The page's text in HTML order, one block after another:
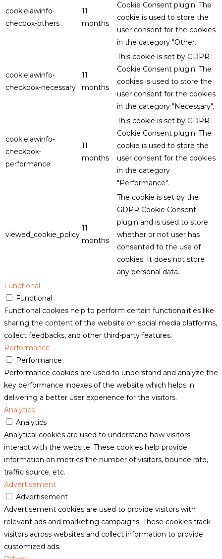
cookielawinfo-
checbox-others
11
months
Cookie Consent plugin. The
cookie is used to store the
user consent for the cookies
in the category "Other.
cookielawinfo-
checkbox-necessary
11
months
This cookie is set by GDPR
Cookie Consent plugin. The
cookies is used to store the
user consent for the cookies
in the category "Necessary".
cookielawinfo-
checkbox-
performance
11
months
This cookie is set by GDPR
Cookie Consent plugin. The
cookie is used to store the
user consent for the cookies
in the category
"Performance".
viewed_cookie_policy
11
months
The cookie is set by the
GDPR Cookie Consent
plugin and is used to store
whether or not user has
consented to the use of
cookies. It does not store
any personal data.
Functional
Functional
Functional cookies help to perform certain functionalities like
sharing the content of the website on social media platforms,
collect feedbacks, and other third-party features.
Performance
Performance
Performance cookies are used to understand and analyze the
key performance indexes of the website which helps in
delivering a better user experience for the visitors.
Analytics
Analytics
Analytical cookies are used to understand how visitors
interact with the website. These cookies help provide
information on metrics the number of visitors, bounce rate,
traffic source, etc.
Advertisement
Advertisement
Advertisement cookies are used to provide visitors with
relevant ads and marketing campaigns. These cookies track
visitors across websites and collect information to provide
customized ads.